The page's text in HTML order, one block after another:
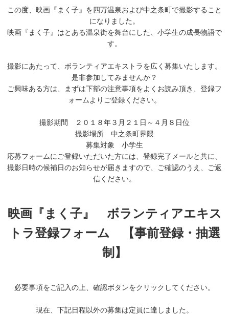
この度、映画『まく子』を四万温泉および中之条町で撮影すること
になりました。
映画『まく子』はとある温泉街を舞台にした、小学生の成長物語で
す。
撮影にあたって、ボランティアエキストラを広く募集いたします。
是非参加してみませんか？
ご興味ある方は、まずは下部の注意事項をよくお読み頂き、登録フ
ォームよりご登録ください。
撮影期間 ２０１８年３月２１日～４月８日位
撮影場所 中之条町界隈
募集対象 小学生
応募フォームにご登録いただいた方には、登録完了メールと共に、
撮影日時の候補日のお知らせが届きますので、ご確認のうえ、ご返
信ください。
映画『まく子』 ボランティアエキス
トラ登録フォーム 【事前登録・抽選
制】
必要事項をご記入の上、確認ボタンをクリックしてください。
現在、下記日程以外の募集は定員に達しました。